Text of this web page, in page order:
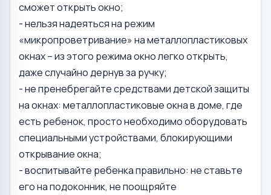
сможет открыть окно;
- нельзя надеяться на режим
«микропроветривание» на металлопластиковых
окнах – из этого режима окно легко открыть,
даже случайно дернув за ручку;
- не пренебрегайте средствами детской защиты
на окнах: металлопластиковые окна в доме, где
есть ребенок, просто необходимо оборудовать
специальными устройствами, блокирующими
открывание окна;
- воспитывайте ребенка правильно: не ставьте
его на подоконник, не поощряйте